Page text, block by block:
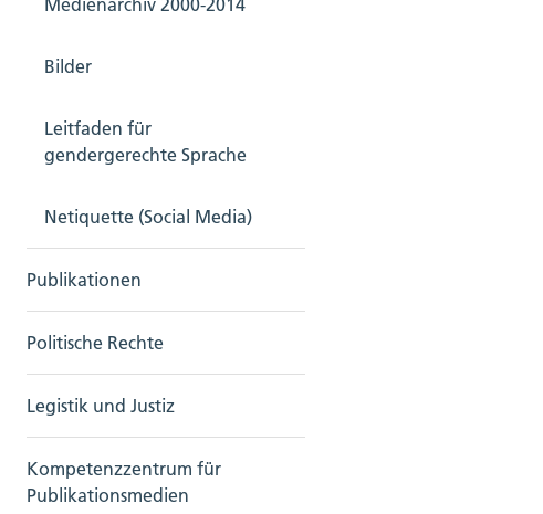
Medienarchiv 2000-2014
Bilder
Leitfaden für
gendergerechte Sprache
Netiquette (Social Media)
Publikationen
Politische Rechte
Legistik und Justiz
Kompetenzzentrum für
Publikationsmedien